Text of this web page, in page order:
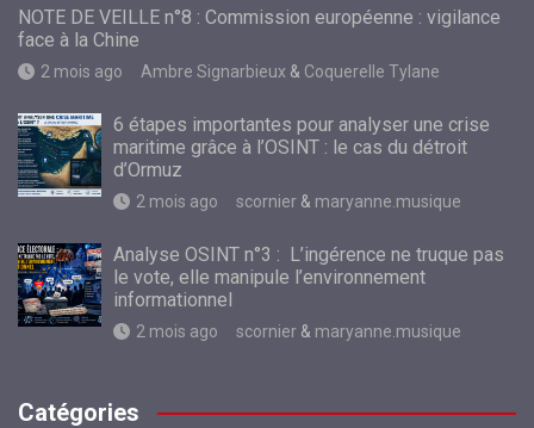
NOTE DE VEILLE n°8 : Commission européenne : vigilance
face à la Chine
2 mois ago Ambre Signarbieux & Coquerelle Tylane
6 étapes importantes pour analyser une crise
maritime grâce à l’OSINT : le cas du détroit
d’Ormuz
2 mois ago scornier & maryanne.musique
Analyse OSINT n°3 : L’ingérence ne truque pas
le vote, elle manipule l’environnement
informationnel
2 mois ago scornier & maryanne.musique
Catégories